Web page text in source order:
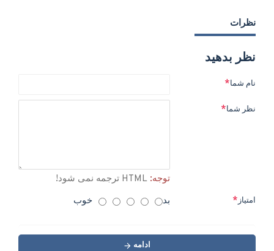
نظرات
نظر بدهید
نام شما
نظر شما
توجه:
امتیاز بد خوب
ادامه